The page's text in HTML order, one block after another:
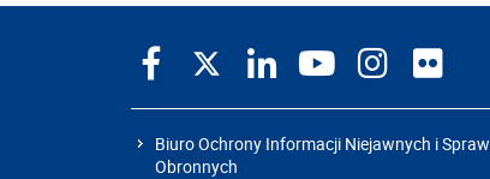
Biuro Ochrony Informacji Niejawnych i Spraw
Obronnych